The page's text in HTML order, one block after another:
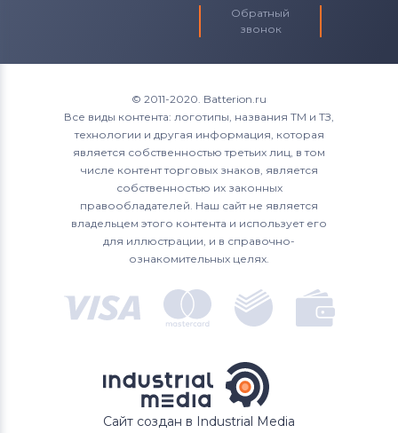
Обратный
звонок
© 2011-2020. Batterion.ru
Все виды контента: логотипы, названия ТМ и ТЗ,
технологии и другая информация, которая
является собственностью третьих лиц, в том
числе контент торговых знаков, является
собственностью их законных
правообладателей. Наш сайт не является
владельцем этого контента и использует его
для иллюстрации, и в справочно-
ознакомительных целях.
Сайт создан в Industrial Media